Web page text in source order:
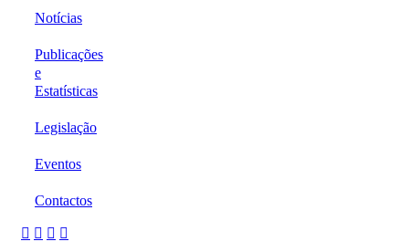
Notícias
Publicações
e
Estatísticas
Legislação
Eventos
Contactos